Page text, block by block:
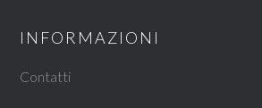
INFORMAZIONI
Contatti